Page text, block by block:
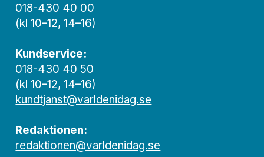
018-430 40 00
(kl 10–12, 14–16)
Kundservice:
018-430 40 50
(kl 10–12, 14–16)
kundtjanst@varldenidag.se
Redaktionen:
redaktionen@varldenidag.se